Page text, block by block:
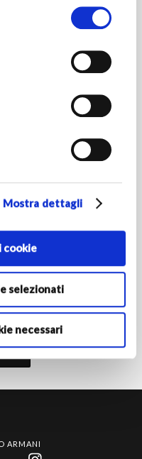
i soli cookie
consulta la
Mostra dettagli
selezionati
necessari
mondo Armani/Dolci e
*Campi obbligatori
almeno 16 anni e
al trattamento dei tuoi
nellainformativa
ARMANI